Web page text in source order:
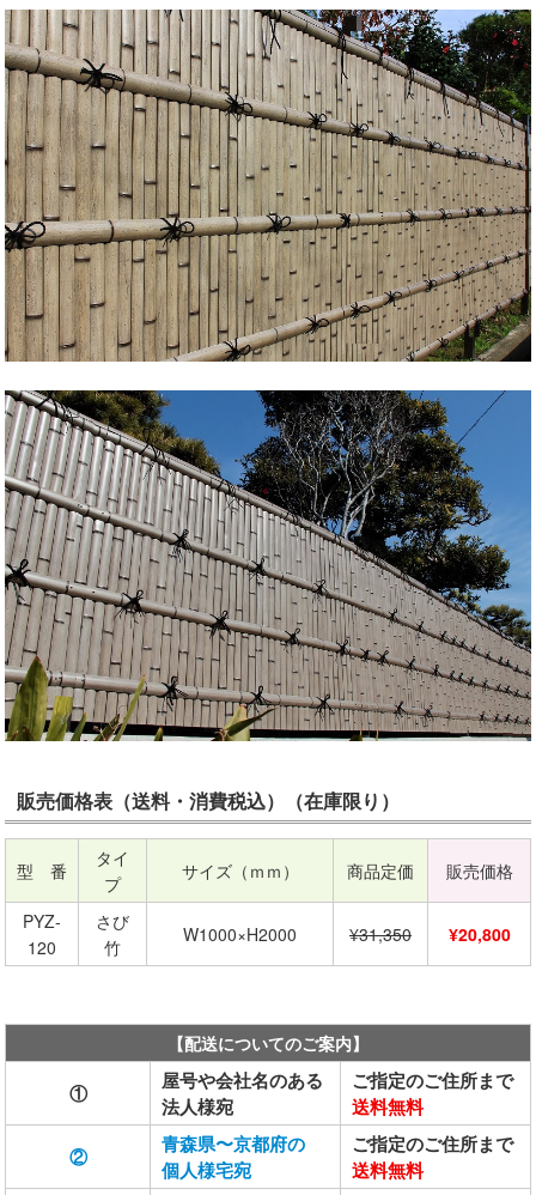
販売価格表（送料・消費税込）（在庫限り）
型 番
タイ
プ
サイズ（ｍｍ） 商品定価 販売価格
PYZ-
120
さび
竹
W1000×H2000 ¥31,350 ¥20,800
【配送についてのご案内】
①
屋号や会社名のある
法人様宛
ご指定のご住所まで
送料無料
②
青森県〜京都府の
個人様宅宛
ご指定のご住所まで
送料無料